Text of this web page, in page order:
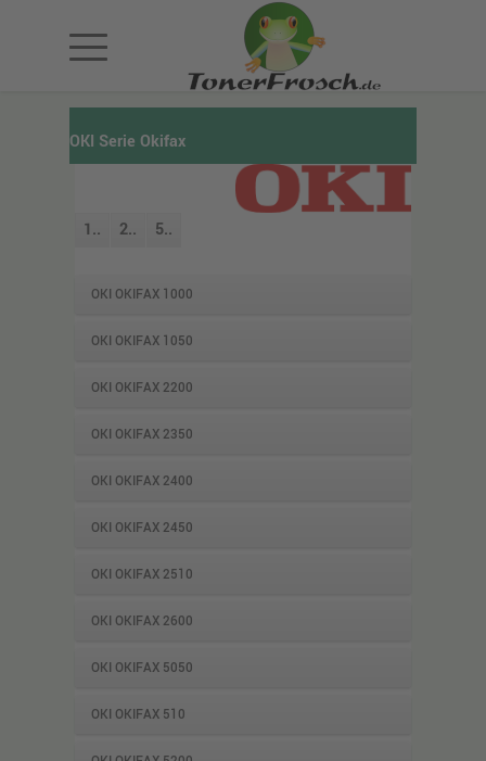
OKI Serie Okifax
1.. 2.. 5..
OKI OKIFAX 1000
OKI OKIFAX 1050
OKI OKIFAX 2200
OKI OKIFAX 2350
OKI OKIFAX 2400
OKI OKIFAX 2450
OKI OKIFAX 2510
OKI OKIFAX 2600
OKI OKIFAX 5050
OKI OKIFAX 510